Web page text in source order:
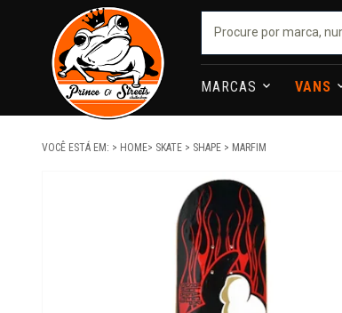
MARCAS VANS
VOCÊ ESTÁ EM: HOME SKATE SHAPE MARFIM